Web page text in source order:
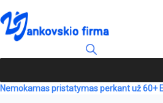
Nemokamas pristatymas perkant už 60+